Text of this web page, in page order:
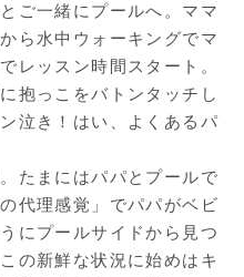
ご一緒にプールへ。ママ
ら水中ウォーキングでマ
レッスン時間スタート。
抱っこをバトンタッチし
泣き！はい、よくあるパ
たまにはパパとプールで
代理感覚」でパパがベビ
にプールサイドから見つ
の新鮮な状況に始めはキ